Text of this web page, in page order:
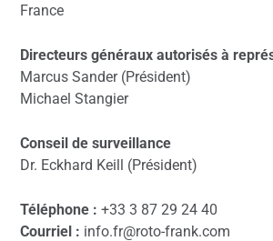
France
Directeurs généraux autorisés à
Marcus Sander (Président)
Michael Stangier
Conseil de surveillance
Dr. Eckhard Keill (Président)
Téléphone : +33 3 87 29 24 40
Courriel : info.fr@roto-frank.com